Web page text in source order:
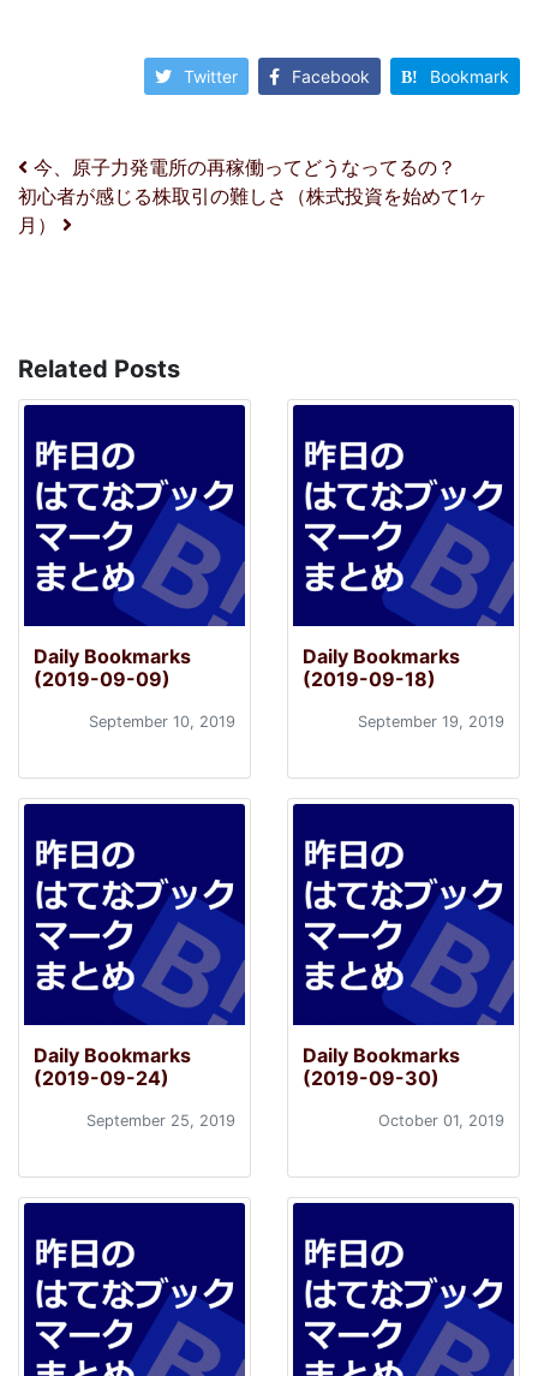
Twitter Facebook Bookmark
投稿ナビゲーション
今、原子力発電所の再稼働ってどうなってるの？
初心者が感じる株取引の難しさ（株式投資を始めて1ヶ
月）
Related Posts
Daily Bookmarks
(2019-09-09)
September 10, 2019
Daily Bookmarks
(2019-09-18)
September 19, 2019
Daily Bookmarks
(2019-09-24)
September 25, 2019
Daily Bookmarks
(2019-09-30)
October 01, 2019